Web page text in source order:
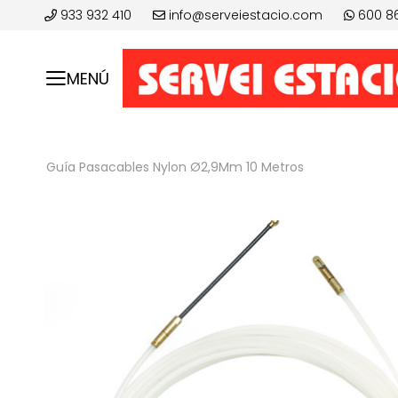
933 932 410 info@serveiestacio.com 600
MENÚ
Guía Pasacables Nylon Ø2,9Mm 10 Metros